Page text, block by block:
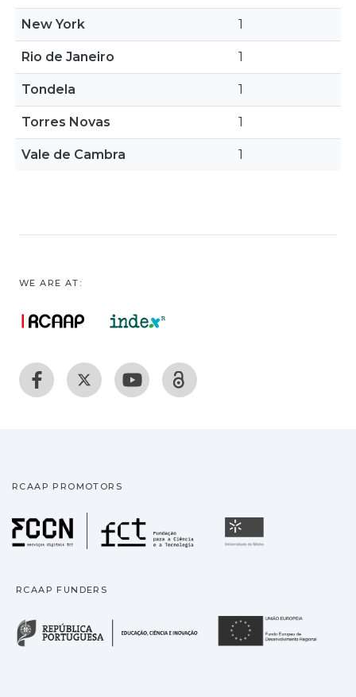
New York 1
Rio de Janeiro 1
Tondela 1
Torres Novas 1
Vale de Cambra 1
WE ARE AT:
RCAAP PROMOTORS
Fundação para a
RCAAP FUNDERS
República Portuguesa